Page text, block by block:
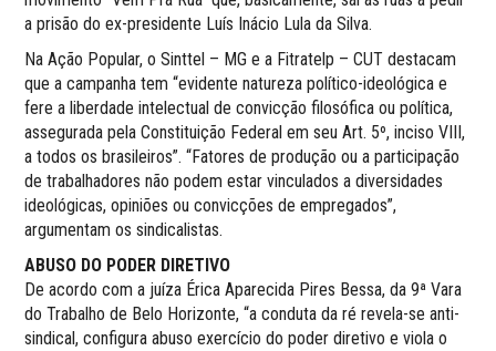
a prisão do ex-presidente Luís Inácio Lula da Silva.
Na Ação Popular, o Sinttel – MG e a Fitratelp – CUT destacam
que a campanha tem “evidente natureza político-ideológica e
fere a liberdade intelectual de convicção filosófica ou política,
assegurada pela Constituição Federal em seu Art. 5º, inciso VIII,
a todos os brasileiros”. “Fatores de produção ou a participação
de trabalhadores não podem estar vinculados a diversidades
ideológicas, opiniões ou convicções de empregados”,
argumentam os sindicalistas.
ABUSO DO PODER DIRETIVO
De acordo com a juíza Érica Aparecida Pires Bessa, da 9ª Vara
do Trabalho de Belo Horizonte, “a conduta da ré revela-se anti-
sindical, configura abuso exercício do poder diretivo e viola o